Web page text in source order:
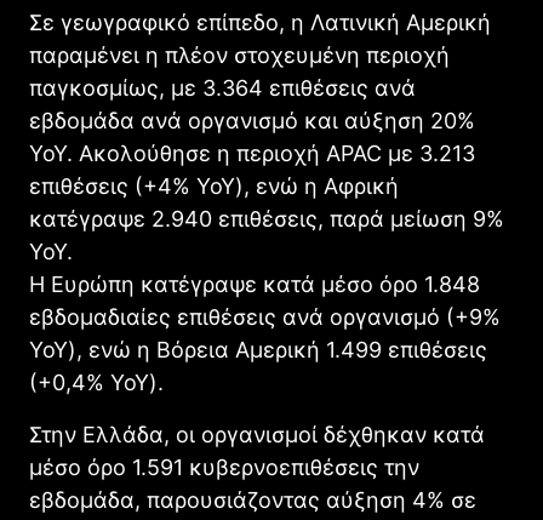
Σε γεωγραφικό επίπεδο, η Λατινική Αμερική
παραμένει η πλέον στοχευμένη περιοχή
παγκοσμίως, με 3.364 επιθέσεις ανά
εβδομάδα ανά οργανισμό και αύξηση 20%
YoY. Ακολούθησε η περιοχή APAC με 3.213
επιθέσεις (+4% YoY), ενώ η Αφρική
κατέγραψε 2.940 επιθέσεις, παρά μείωση 9%
YoY.
Η Ευρώπη κατέγραψε κατά μέσο όρο 1.848
εβδομαδιαίες επιθέσεις ανά οργανισμό (+9%
YoY), ενώ η Βόρεια Αμερική 1.499 επιθέσεις
(+0,4% YoY).
Στην Ελλάδα, οι οργανισμοί δέχθηκαν κατά
μέσο όρο 1.591 κυβερνοεπιθέσεις την
εβδομάδα, παρουσιάζοντας αύξηση 4% σε